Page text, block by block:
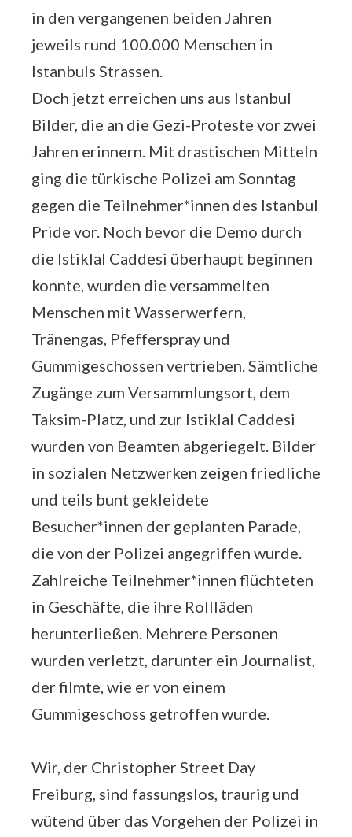
in den vergangenen beiden Jahren
jeweils rund 100.000 Menschen in
Istanbuls Strassen.
Doch jetzt erreichen uns aus Istanbul
Bilder, die an die Gezi-Proteste vor zwei
Jahren erinnern. Mit drastischen Mitteln
ging die türkische Polizei am Sonntag
gegen die Teilnehmer*innen des Istanbul
Pride vor. Noch bevor die Demo durch
die Istiklal Caddesi überhaupt beginnen
konnte, wurden die versammelten
Menschen mit Wasserwerfern,
Tränengas, Pfefferspray und
Gummigeschossen vertrieben. Sämtliche
Zugänge zum Versammlungsort, dem
Taksim-Platz, und zur Istiklal Caddesi
wurden von Beamten abgeriegelt. Bilder
in sozialen Netzwerken zeigen friedliche
und teils bunt gekleidete
Besucher*innen der geplanten Parade,
die von der Polizei angegriffen wurde.
Zahlreiche Teilnehmer*innen flüchteten
in Geschäfte, die ihre Rollläden
herunterließen. Mehrere Personen
wurden verletzt, darunter ein Journalist,
der filmte, wie er von einem
Gummigeschoss getroffen wurde.
Wir, der Christopher Street Day
Freiburg, sind fassungslos, traurig und
wütend über das Vorgehen der Polizei in